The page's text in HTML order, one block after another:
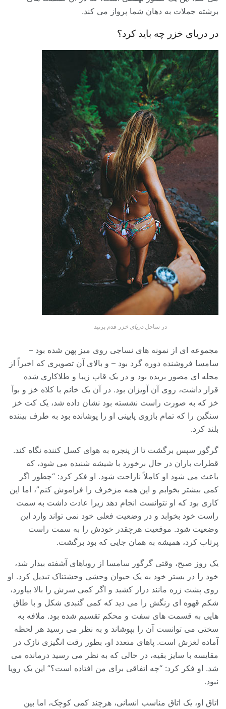
برشته جملات به دهان شما پرواز می کند.
در دریای خزر چه باید کرد؟
در ساحلدریای خزر قدم بزنید
مجموعه ای از نمونه های نساجی روی میز پهن شده بود –
سامسا فروشنده دوره گرد بود – و بالای آن تصویری که اخیراً از
مجله ای مصور بریده بود و در یک قاب زیبا و طلاکاری شده
قرار داشت، روی آن آویزان بود. در آن یک خانم با کلاه خز و بوآ
خز که به صورت راست نشسته بود نشان داده شد، یک کت خز
سنگین را که تمام بازوی پایینی او را پوشانده بود به طرف بیننده
بلند کرد.
گرگور سپس برگشت تا از پنجره به هوای کسل کننده نگاه کند.
قطرات باران در حال برخورد با شیشه شنیده می شود، که
باعث می شود او کاملاً ناراحت شود. او فکر کرد: “چطور اگر
کمی بیشتر بخوابم و این همه مزخرف را فراموش کنم”، اما این
کاری بود که او نتوانست انجام دهد زیرا عادت داشت به سمت
راست خود بخوابد و در وضعیت فعلی خود نمی تواند وارد این
وضعیت شود. موقعیت هرچقدر خودش را به سمت راست
پرتاب کرد، همیشه به همان جایی که بود برگشت.
یک روز صبح، وقتی گرگور سامسا از رویاهای آشفته بیدار شد،
خود را در بستر خود به یک حیوان وحشی وحشتناک تبدیل کرد. او
روی پشت زره مانند دراز کشید و اگر کمی سرش را بالا بیاورد،
شکم قهوه ای رنگش را می دید که کمی گنبدی شکل و با طاق
هایی به قسمت های سفت و محکم تقسیم شده بود. ملافه به
سختی می توانست آن را بپوشاند و به نظر می رسید هر لحظه
آماده لغزش است. پاهای متعدد او، بطور رقت انگیزی نازک در
مقایسه با سایز بقیه، در حالی که به نظر می رسید درمانده می
شد. او فکر کرد: “چه اتفاقی برای من افتاده است؟” این یک رویا
نبود.
اتاق او، یک اتاق مناسب انسانی، هرچند کمی کوچک، اما بین